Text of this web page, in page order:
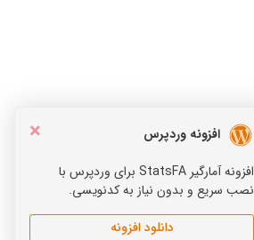
×
افزونه وردپرس
افزونه آمارگیر StatsFA برای وردپرس با
نصب سریع و بدون نیاز به کدنویسی.
دانلود افزونه